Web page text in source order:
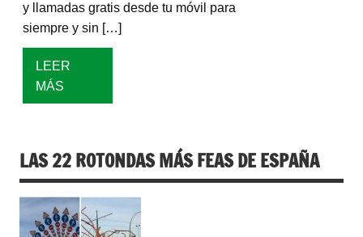
y llamadas gratis desde tu móvil para
siempre y sin […]
LEER
MÁS
LAS 22 ROTONDAS MÁS FEAS DE ESPAÑA